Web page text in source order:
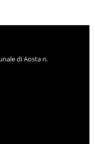
di Aosta n.